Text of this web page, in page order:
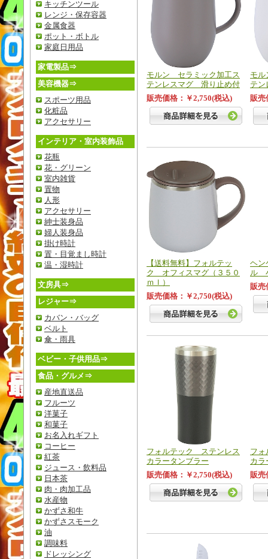
キッチンツール
レンジ・保存容器
金属食器
ポット・ボトル
家庭日用品
家電製品⇒
美容機器⇒
スポーツ用品
化粧品
アクセサリー
インテリア・室内装飾品
花瓶
花・グリーン
室内雑貨
置物
人形
アクセサリー
紳士装身品
婦人装身品
掛け時計
置・目覚まし時計
温・湿時計
文房具⇒
レジャー⇒
カバン・バッグ
ベルト
傘・雨具
ベビー・子供用品⇒
食品・グルメ⇒
産地直送品
フルーツ
洋菓子
和菓子
お名入れギフト
コーヒー
紅茶
ジュース・飲料品
日本茶
肉・肉加工品
水産物
かずさ和牛
かずさスモーク
油
調味料
ドレッシング
モルン セラミック加工ス
テンレスマグ 滑り止め付
販売価格：￥2,750(税込)
モ
テ
販売
【送料無料】フォルテッ
ク オフィスマグ（３５０
ｍｌ）
販売価格：￥2,750(税込)
ヘ
ル
販売
フォルテック ステンレス
カラータンブラー
販売価格：￥2,750(税込)
フ
カラ
販売